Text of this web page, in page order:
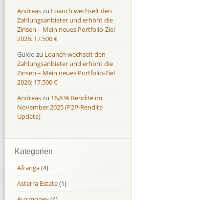
Andreaszu Loanch wechselt den
Zahlungsanbieter und erhöht die
Zinsen – Mein neues Portfolio-Ziel
2026: 17.500 €
Guido zu Loanch wechselt den
Zahlungsanbieter und erhöht die
Zinsen – Mein neues Portfolio-Ziel
2026: 17.500 €
Andreaszu 16,8 % Rendite im
November 2025 (P2P-Rendite
Update)
Kategorien
Afranga(4)
Asterra Estate(1)